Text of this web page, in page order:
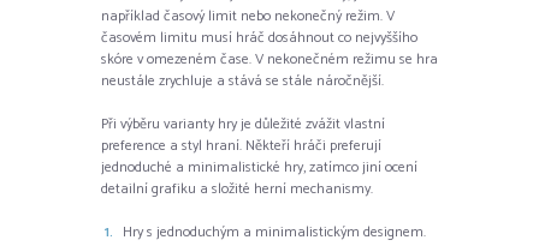
například časový limit nebo nekonečný režim. V
časovém limitu musí hráč dosáhnout co nejvyššího
skóre v omezeném čase. V nekonečném režimu se hra
neustále zrychluje a stává se stále náročnější.
Při výběru varianty hry je důležité zvážit vlastní
preference a styl hraní. Někteří hráči preferují
jednoduché a minimalistické hry, zatímco jiní ocení
detailní grafiku a složité herní mechanismy.
Hry s jednoduchým a minimalistickým designem.